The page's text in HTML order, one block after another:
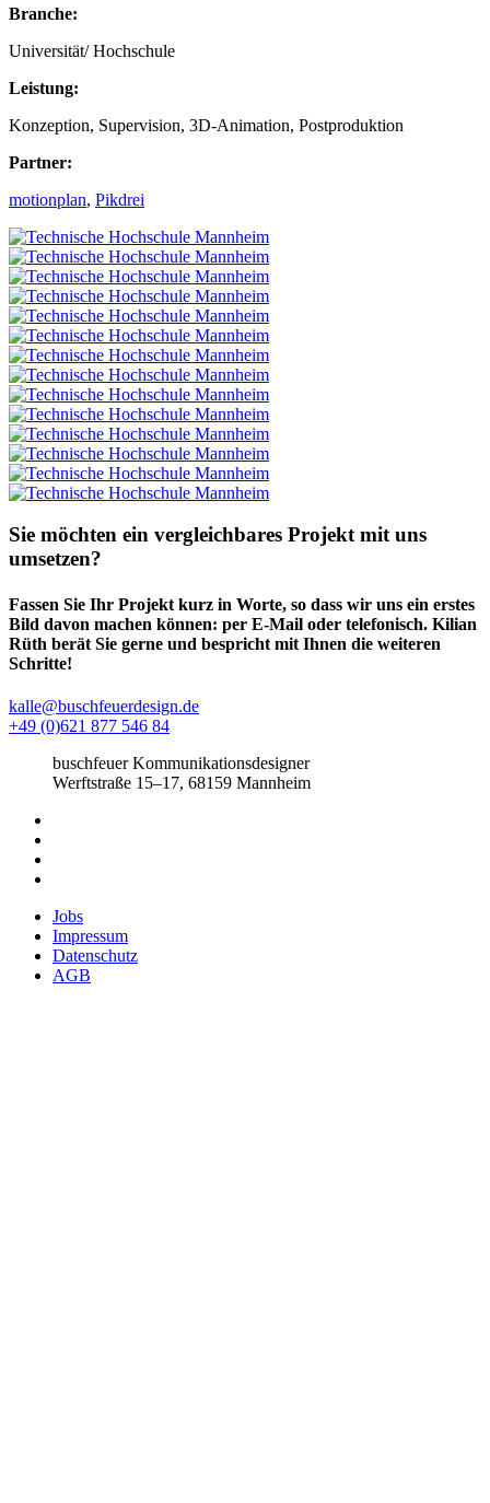
Branche:
Universität/ Hochschule
Leistung:
Konzeption, Supervision, 3D-Animation, Postproduktion
Partner:
motionplan, Pikdrei
Sie möchten ein vergleichbares Projekt mit uns
umsetzen?
Fassen Sie Ihr Projekt kurz in Worte, so dass wir uns ein erstes
Bild davon machen können: per E-Mail oder telefonisch. Kilian
Rüth berät Sie gerne und bespricht mit Ihnen die weiteren
Schritte!
kalle@buschfeuerdesign.de
+49 (0)621 877 546 84
buschfeuer Kommunikationsdesigner
Werftstraße 15–17, 68159 Mannheim
Jobs
Impressum
Datenschutz
AGB